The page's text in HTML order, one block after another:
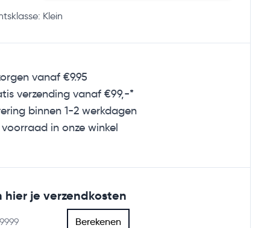
Klein
vanaf €9.95
verzending vanaf €99,-*
binnen 1-2 werkdagen
in onze winkel
hier je verzendkosten
Berekenen